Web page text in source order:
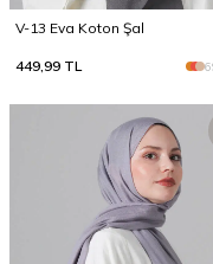
V-13 Eva Koton Şal
449,99 TL